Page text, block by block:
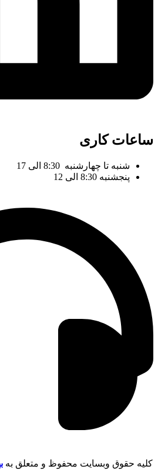
ساعات کاری
شنبه تا چهارشنبه 8:30 الی 17
پنجشنبه 8:30 الی 12
کلیه حقوق وبسایت محفوظ و متعلق به